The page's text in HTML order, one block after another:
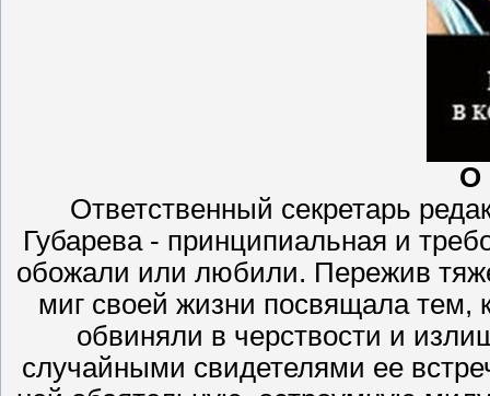
О
Ответственный секретарь
Губарева - принципиальная и
обожали или любили. Пережив
миг своей жизни посвящала тем,
обвиняли в черствости и
случайными свидетелями ее